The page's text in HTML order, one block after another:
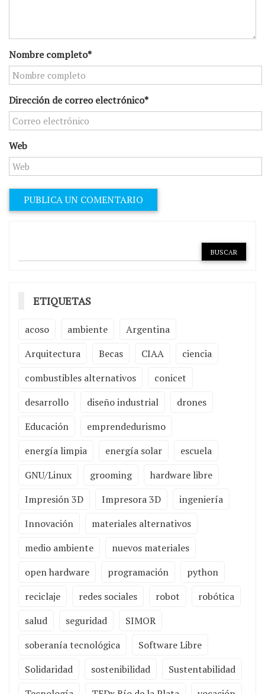
Nombre completo*
Dirección de correo electrónico*
Web
ETIQUETAS
acoso ambiente
Argentina
Arquitectura
Becas CIAA
ciencia
combustibles alternativos
conicet
desarrollo
diseño industrial
drones
Educación
emprendedurismo
energía limpia
energía solar
escuela
GNU/Linux
grooming
hardware libre
Impresión 3D
Impresora 3D
ingeniería
Innovación
materiales alternativos
medio ambiente
nuevos materiales
open hardware
programación
python
reciclaje
redes sociales robot
robótica
salud
seguridad
SIMOR
soberanía tecnológica
Software Libre
Solidaridad
sostenibilidad
Sustentabilidad